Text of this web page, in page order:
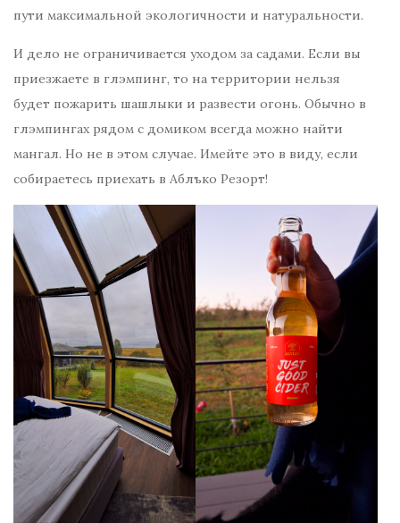
пути максимальной экологичности и натуральности.
И дело не ограничивается уходом за садами. Если вы
приезжаете в глэмпинг, то на территории нельзя
будет пожарить шашлыки и развести огонь. Обычно в
глэмпингах рядом с домиком всегда можно найти
мангал. Но не в этом случае. Имейте это в виду, если
собираетесь приехать в Аблъко Резорт!